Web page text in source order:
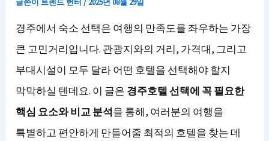
글쓴이 트렌드 헌터/ 2025년 08월 29일
경주에서 숙소 선택은 여행의 만족도를 좌우하는 가장
큰 고민거리입니다. 관광지와의 거리, 가격대, 그리고
부대시설이 모두 달라 어떤 호텔을 선택해야 할지
막막하실 텐데요. 이 글은 경주호텔 선택에 꼭 필요한
핵심 요소와 비교 분석을 통해, 여러분의 여행을
특별하고 편안하게 만들어줄 최적의 호텔을 찾는 데